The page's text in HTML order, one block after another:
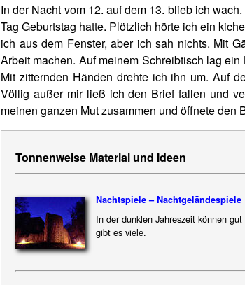
In der Nacht vom 12. auf dem 13. blieb ich
Tag Geburtstag hatte. Plötzlich hörte ich ein
ich aus dem Fenster, aber ich sah nichts. Mit
Arbeit machen. Auf meinem Schreibtisch lag
Mit zitternden Händen drehte ich ihn um. Auf
Völlig außer mir ließ ich den Brief fallen und
meinen ganzen Mut zusammen und öffnete den
Tonnenweise Material und Ideen
Nachtspiele – Nachtgeländespiele
In der dunklen Jahreszeit können
gibt es viele.